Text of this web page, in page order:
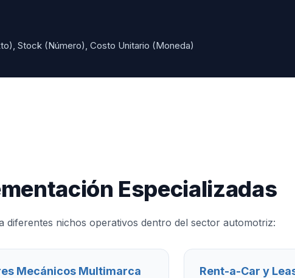
Stock (Número), Costo Unitario (Moneda)
Especializadas
diferentes nichos operativos dentro del sector automotriz:
Mecánicos Multimarca Rent-a-Car y